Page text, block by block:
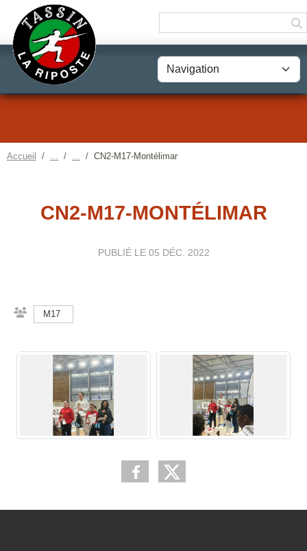
Accueil CN2-M17-Montélimar
CN2-M17-MONTÉLIMAR
PUBLIÉ LE 05 DÉC. 2022
M17
Panneau de gestion des cookies